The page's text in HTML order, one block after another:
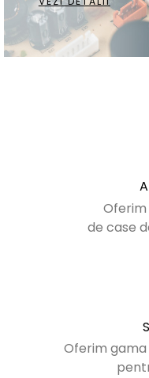
de case
Oferim